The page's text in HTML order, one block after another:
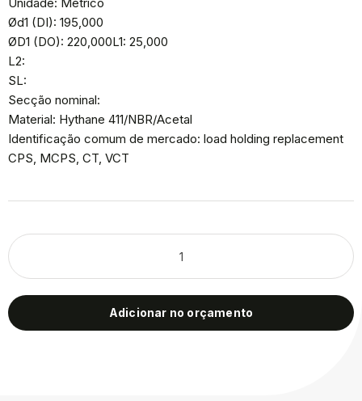
Ød1 (DI): 195,000
ØD1 (DO): 220,000L1: 25,000
L2:
SL:
Secção nominal:
Material: Hythane 411/NBR/Acetal
Identificação comum de mercado: load holding replacement
CPS, MCPS, CT, VCT
Adicionar no orçamento